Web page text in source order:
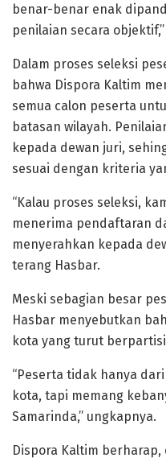
benar-benar enak
penilaian secara
Dalam proses seleksi
bahwa Dispora Kaltim
semua calon peserta
batasan wilayah.
kepada dewan juri,
sesuai dengan kriteria
“Kalau proses seleksi,
menerima pendaftaran
menyerahkan kepada
terang Hasbar.
Meski sebagian besar
Hasbar menyebutkan
kota yang turut
“Peserta tidak hanya
kota, tapi memang
Samarinda,” ungkapnya.
Dispora Kaltim